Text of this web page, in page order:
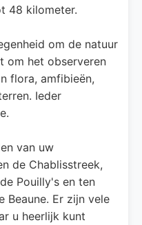
48 kilometer.
om de natuur
om het observeren
flora, amfibieën,
Ieder
van uw
de Chablisstreek,
Pouilly's en ten
Beaune. Er zijn vele
u heerlijk kunt